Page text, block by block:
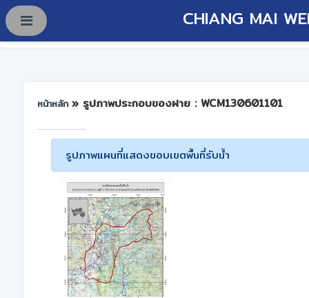
CHIANG MAI
หน้าหลัก » รูปภาพประกอบของฝาย : WCM130601101
รูปภาพแผนที่แสดงขอบเขตพื้นที่รับน้ำ